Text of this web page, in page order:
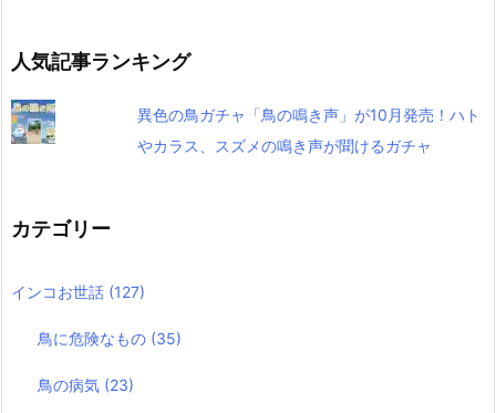
人気記事ランキング
異色の鳥ガチャ「鳥の鳴き声」が10月発売！ハト
やカラス、スズメの鳴き声が聞けるガチャ
カテゴリー
インコお世話 (127)
鳥に危険なもの (35)
鳥の病気 (23)